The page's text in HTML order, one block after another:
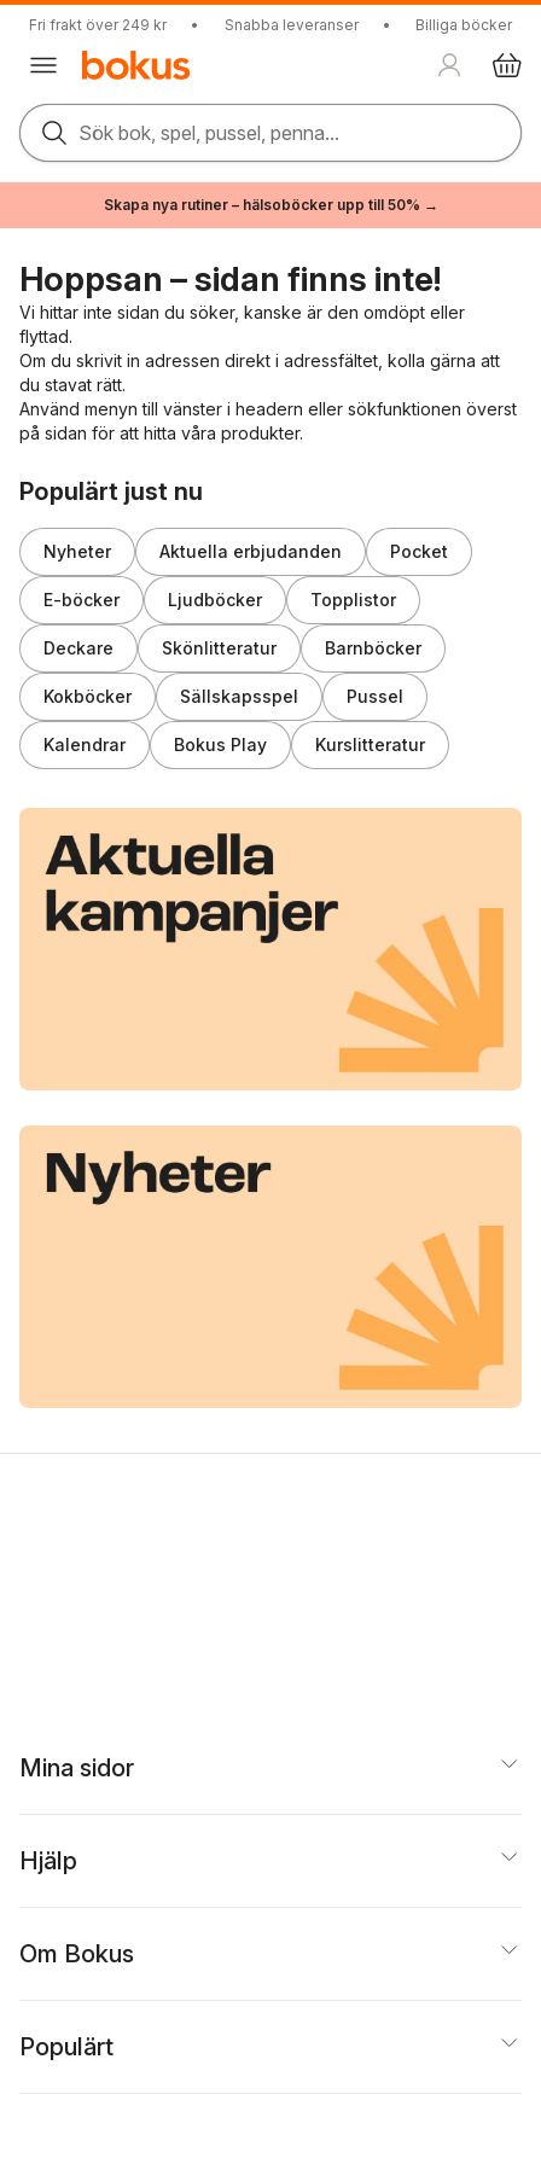
Fri frakt över 249 kr • Snabba leveranser • Billiga böcker
Sök bok, spel, pussel, penna...
Skapa nya rutiner – hälsoböcker upp till 50% →
Hoppsan – sidan finns inte!
Vi hittar inte sidan du söker, kanske är den omdöpt eller
flyttad.
Om du skrivit in adressen direkt i adressfältet, kolla gärna att
du stavat rätt.
Använd menyn till vänster i headern eller sökfunktionen överst
på sidan för att hitta våra produkter.
Populärt just nu
Nyheter Aktuella erbjudanden Pocket
E-böcker Ljudböcker Topplistor
Deckare Skönlitteratur Barnböcker
Kokböcker Sällskapsspel Pussel
Kalendrar Bokus Play Kurslitteratur
Mina sidor
Hjälp
Om Bokus
Populärt